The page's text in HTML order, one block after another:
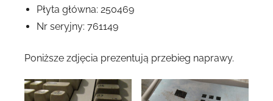
Płyta główna: 250469
Nr seryjny: 761149
Poniższe zdjęcia prezentują przebieg naprawy.